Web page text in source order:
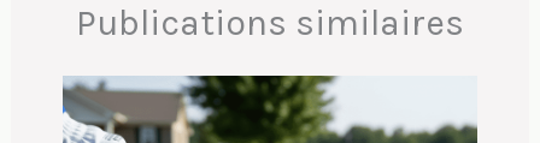
Publications similaires